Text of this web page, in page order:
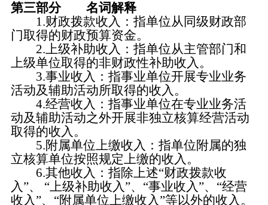
第三部分 名词解释
1.财政拨款收入：指单位从同级财政部
门取得的财政预算资金。
2.上级补助收入：指单位从主管部门和
上级单位取得的非财政性补助收入。
3.事业收入：指事业单位开展专业业务
活动及辅助活动所取得的收入。
4.经营收入：指事业单位在专业业务活
动及辅助活动之外开展非独立核算经营活动
取得的收入。
5.附属单位上缴收入：指单位附属的独
立核算单位按照规定上缴的收入。
6.其他收入：指除上述“财政拨款收
入”、 “上级补助收入”、“事业收入”、“经营
收入”、“附属单位上缴收入”等以外的收入。